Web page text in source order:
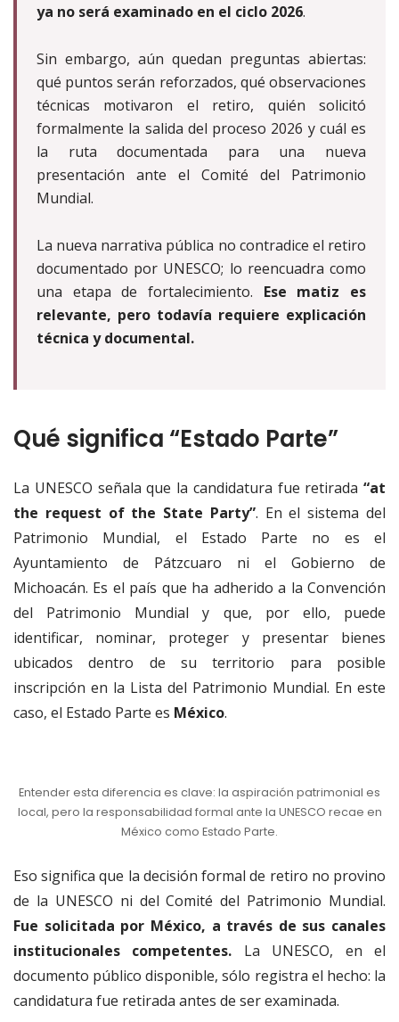
ya no será examinado en el ciclo 2026.
Sin embargo, aún quedan preguntas abiertas:
qué puntos serán reforzados, qué observaciones
técnicas motivaron el retiro, quién solicitó
formalmente la salida del proceso 2026 y cuál es
la ruta documentada para una nueva
presentación ante el Comité del Patrimonio
Mundial.
La nueva narrativa pública no contradice el retiro
documentado por UNESCO; lo reencuadra como
una etapa de fortalecimiento. Ese matiz es
relevante, pero todavía requiere explicación
técnica y documental.
Qué significa “Estado Parte”
La UNESCO señala que la candidatura fue retirada “at
the request of the State Party”. En el sistema del
Patrimonio Mundial, el Estado Parte no es el
Ayuntamiento de Pátzcuaro ni el Gobierno de
Michoacán. Es el país que ha adherido a la Convención
del Patrimonio Mundial y que, por ello, puede
identificar, nominar, proteger y presentar bienes
ubicados dentro de su territorio para posible
inscripción en la Lista del Patrimonio Mundial. En este
caso, el Estado Parte es México.
Entender esta diferencia es clave: la aspiración patrimonial es
local, pero la responsabilidad formal ante la UNESCO recae en
México como Estado Parte.
Eso significa que la decisión formal de retiro no provino
de la UNESCO ni del Comité del Patrimonio Mundial.
Fue solicitada por México, a través de sus canales
institucionales competentes. La UNESCO, en el
documento público disponible, sólo registra el hecho: la
candidatura fue retirada antes de ser examinada.